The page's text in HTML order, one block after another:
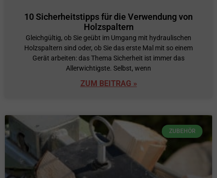
10 Sicherheitstipps für die Verwendung von
Holzspaltern
Gleichgültig, ob Sie geübt im Umgang mit hydraulischen
Holzspaltern sind oder, ob Sie das erste Mal mit so einem
Gerät arbeiten: das Thema Sicherheit ist immer das
Allerwichtigste. Selbst, wenn
ZUM BEITRAG »
ZUBEHÖR